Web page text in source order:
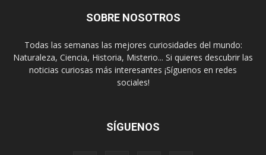
SOBRE NOSOTROS
Todas las semanas las mejores curiosidades del mundo:
Naturaleza, Ciencia, Historia, Misterio... Si quieres descubrir las
noticias curiosas más interesantes ¡Síguenos en redes
sociales!
SÍGUENOS